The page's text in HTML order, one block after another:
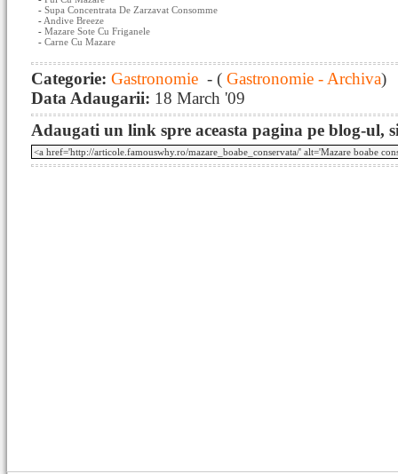
- Supa Concentrata De Zarzavat Consomme
- Andive Breeze
- Mazare Sote Cu Friganele
- Carne Cu Mazare
Categorie: Gastronomie - ( Gastronomie - Archiva)
Data Adaugarii: 18 March '09
Adaugati un link spre aceasta pagina pe blog-ul,